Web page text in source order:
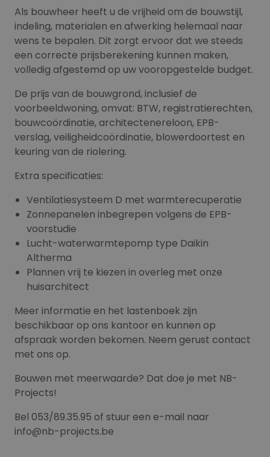
Als bouwheer heeft u de vrijheid om de bouwstijl,
indeling, materialen en afwerking helemaal naar
wens te bepalen. Dit zorgt ervoor dat we steeds
een correcte prijsberekening kunnen maken,
volledig afgestemd op uw vooropgestelde budget.
De prijs van de bouwgrond, inclusief de
voorbeeldwoning, omvat: BTW, registratierechten,
bouwcoördinatie, architectenereloon, EPB-
verslag, veiligheidcoördinatie, blowerdoortest en
keuring van de riolering.
Extra specificaties:
Ventilatiesysteem D met warmterecuperatie
Zonnepanelen inbegrepen volgens de EPB-
voorstudie
Lucht-waterwarmtepomp type Daikin
Altherma
Plannen vrij te kiezen in overleg met onze
huisarchitect
Meer informatie en het lastenboek zijn
beschikbaar op ons kantoor en kunnen op
afspraak worden bekomen. Neem gerust contact
met ons op.
Bouwen met meerwaarde? Dat doe je met NB-
Projects!
Bel 053/89.35.95 of stuur een e-mail naar
info@nb-projects.be